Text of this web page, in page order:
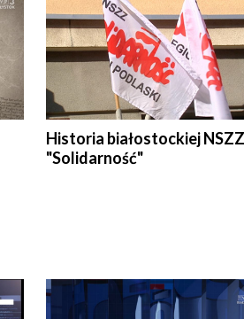
Historia białostockiej NSZZ
"Solidarność"